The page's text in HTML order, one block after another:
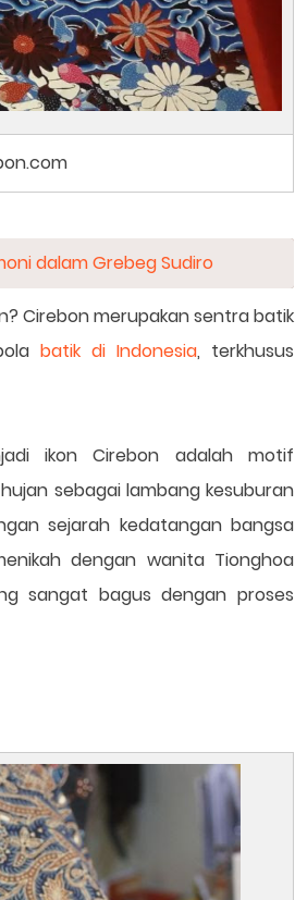
dalam Grebeg Sudiro
Cirebon merupakan sentra batik
batik di Indonesia, terkhusus
ikon Cirebon adalah motif
sebagai lambang kesuburan
sejarah kedatangan bangsa
dengan wanita Tionghoa
sangat bagus dengan proses